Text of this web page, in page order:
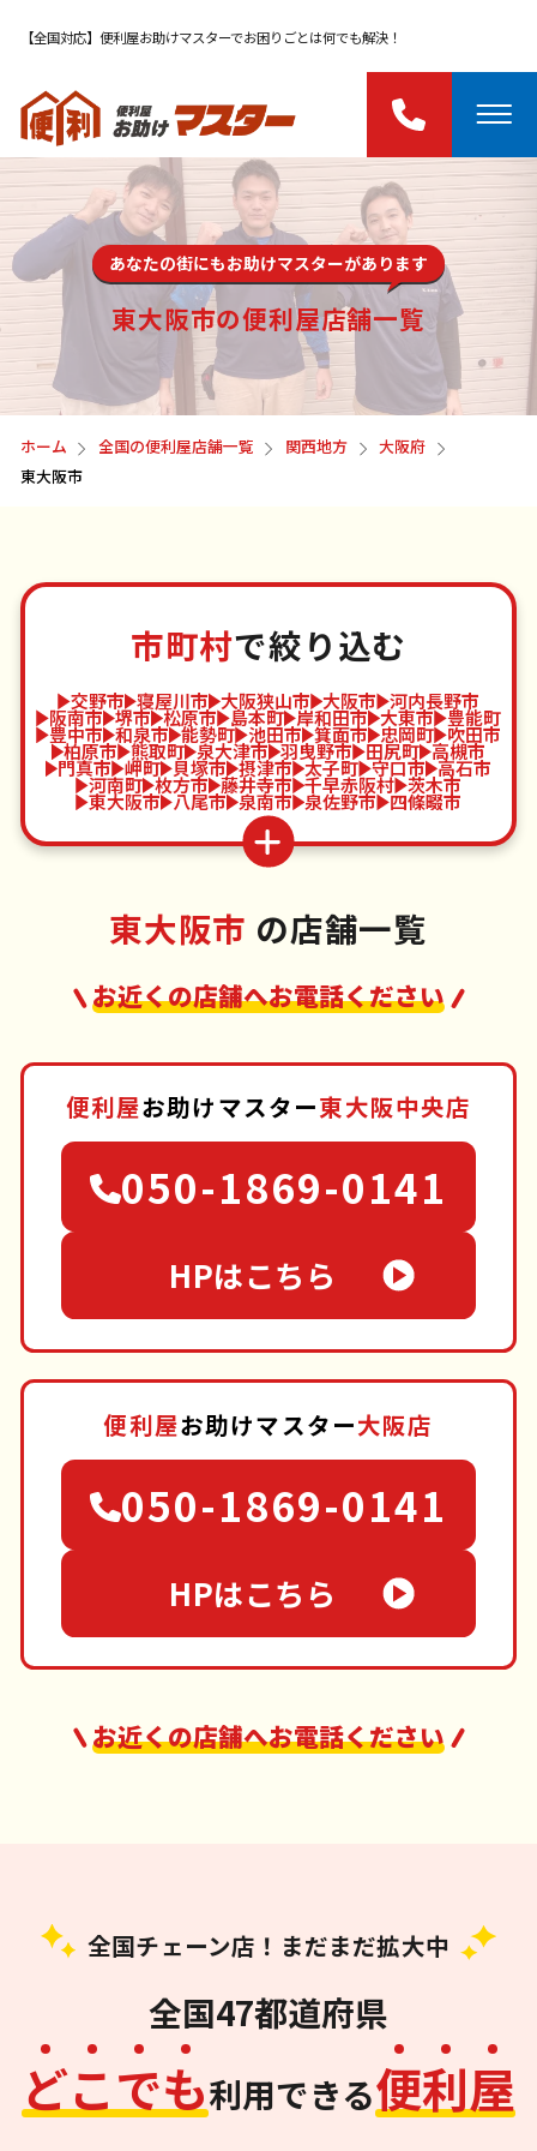
【全国対応】便利屋お助けマスターでお困りごとは何でも解決！
あなたの街にもお助けマスターがあります
東大阪市の便利屋店舗一覧
ホーム 全国の便利屋店舗一覧 関西地方
大阪府
東大阪市
市町村で絞り込む
交野市 寝屋川市 大阪狭山市 大阪市 河内長野市
阪南市 堺市 松原市 島本町 岸和田市 大東市 豊能町
豊中市 和泉市 能勢町 池田市 箕面市 忠岡町 吹田市
柏原市 熊取町 泉大津市 羽曳野市 田尻町 高槻市
門真市 岬町 貝塚市 摂津市 太子町 守口市 高石市
河南町 枚方市 藤井寺市 千早赤阪村 茨木市
東大阪市 八尾市 泉南市 泉佐野市 四條畷市
東大阪市 の店舗一覧
お近くの店舗へお電話ください
便利屋お助けマスター東大阪中央店
050-1869-0141
HPはこちら
便利屋お助けマスター大阪店
050-1869-0141
HPはこちら
お近くの店舗へお電話ください
全国チェーン店！まだまだ拡大中
全国47都道府県
どこでも利用できる便利屋